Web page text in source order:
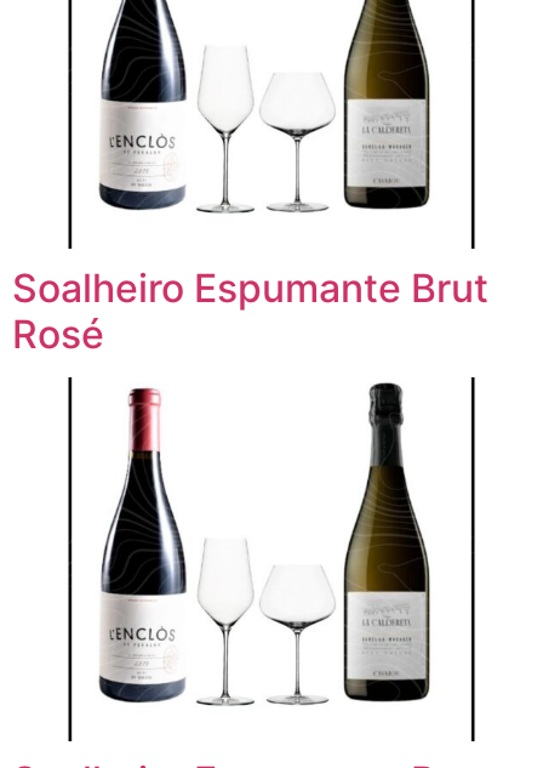
Soalheiro Espumante Brut
Rosé